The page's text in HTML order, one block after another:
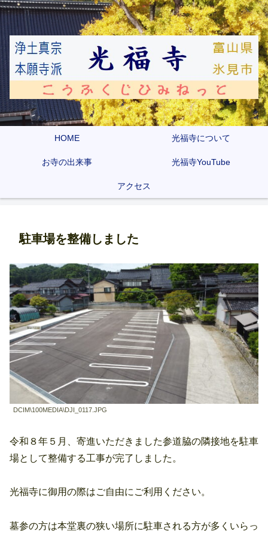
HOME 光福寺について
お寺の出来事 光福寺YouTube
アクセス
駐車場を整備しました
DCIM\100MEDIA\DJI_0117.JPG
令和８年５月、寄進いただきました参道脇の隣接地を駐車
場として整備する工事が完了しました。
光福寺に御用の際はご自由にご利用ください。
墓参の方は本堂裏の狭い場所に駐車される方が多くいらっ